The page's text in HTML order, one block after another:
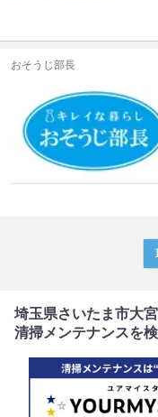
おそうじ部長
埼玉県さいたま市大
清掃メンテナンスを